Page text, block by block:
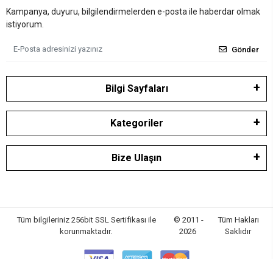
Kampanya, duyuru, bilgilendirmelerden e-posta ile haberdar olmak
istiyorum.
Gönder
Bilgi Sayfaları
Kategoriler
Bize Ulaşın
Tüm bilgileriniz 256bit SSL Sertifikası ile
korunmaktadır.
© 2011 -
2026
Tüm Hakları
Saklıdır